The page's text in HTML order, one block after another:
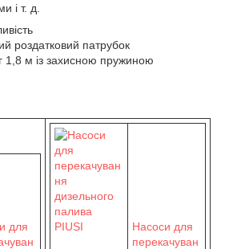
і т. д.
роздатковий патрубок
м із захисною пружиною
для
Насоси для
перекачуван